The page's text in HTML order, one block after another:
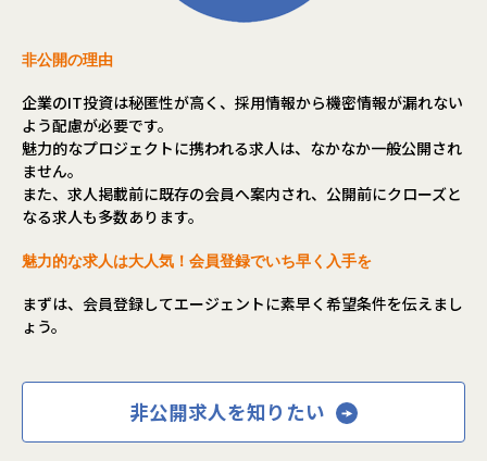
非公開の理由
企業のIT投資は秘匿性が高く、採用情報から機密情報が漏れない
よう配慮が必要です。
魅力的なプロジェクトに携われる求人は、なかなか一般公開され
ません。
また、求人掲載前に既存の会員へ案内され、公開前にクローズと
なる求人も多数あります。
魅力的な求人は大人気！会員登録でいち早く入手を
まずは、会員登録してエージェントに素早く希望条件を伝えまし
ょう。
非公開求人を知りたい